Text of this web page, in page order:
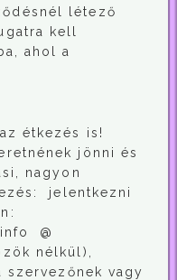
létező
kell
ahol a
étkezés is!
jönni és
nagyon
jelentkezni
@
nélkül),
vagy